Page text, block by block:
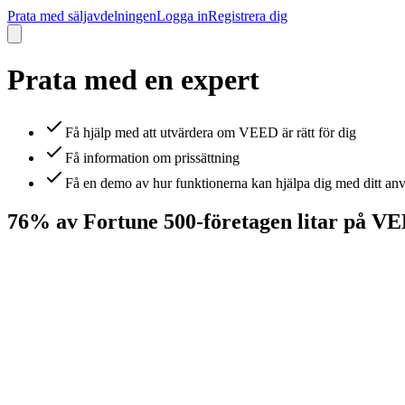
Prata med säljavdelningenLogga inRegistrera dig
Prata med en expert
Få hjälp med att utvärdera om VEED är rätt för dig
Få information om prissättning
Få en demo av hur funktionerna kan hjälpa dig med ditt
76% av Fortune 500-företagen litar på